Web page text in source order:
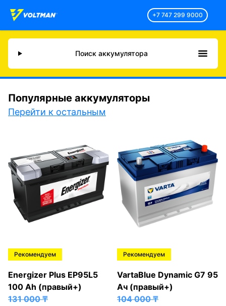
+7 747 299 9000
Поиск аккумулятора
Популярные аккумуляторы
Перейти к остальным
Рекомендуем
Energizer Plus EP95L5
100 Ah (правый+)
131 000₸
Рекомендуем
VartaBlue Dynamic G7 95
Ач (правый+)
104 000₸